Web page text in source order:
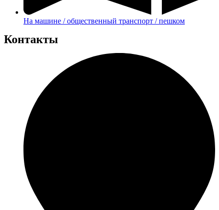
На машине / общественный транспорт / пешком
Контакты